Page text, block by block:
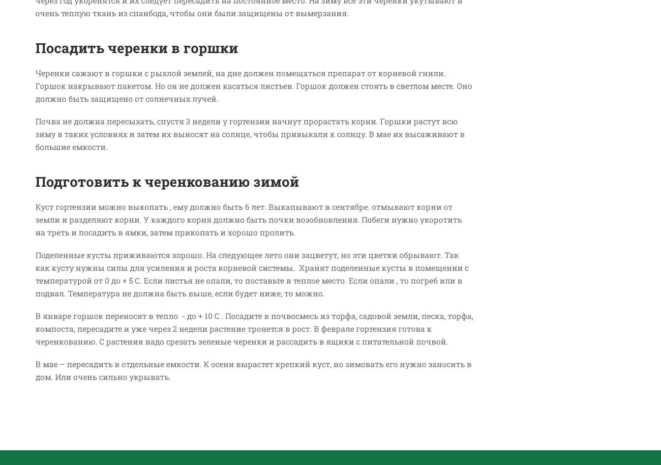
очень теплую ткань из спанбода, чтобы они были защищены от вымерзания.
Посадить черенки в горшки
Черенки сажают в горшки с рыхлой землей, на дне должен помещаться препарат от корневой гнили.
Горшок накрывают пакетом. Но он не должен касаться листьев. Горшок должен стоять в светлом месте. Оно
должно быть защищено от солнечных лучей.
Почва не должна пересыхать, спустя 3 недели у гортензии начнут прорастать корни. Горшки растут всю
зиму в таких условиях и затем их выносят на солнце, чтобы привыкали к солнцу. В мае их высаживают в
большие емкости.
Подготовить к черенкованию зимой
Куст гортензии можно выкопать , ему должно быть 6 лет. Выкапывают в сентябре. отмывают корни от
земли и разделяют корни. У каждого корня должно быть почки возобновления. Побеги нужно укоротить
на треть и посадить в ямки, затем прикопать и хорошо пролить.
Поделенные кусты приживаются хорошо. На следующее лето они зацветут, но эти цветки обрывают. Так
как кусту нужны силы для усиления и роста корневой системы. Хранят поделенные кусты в помещении с
температурой от 0 до + 5 С. Если листья не опали, то поставьте в теплое место. Если опали , то погреб или в
подвал. Температура не должна быть выше, если будет ниже, то можно.
В январе горшок переносят в тепло - до + 10 С . Посадите в почвосмесь из торфа, садовой земли, песка, торфа,
компоста, пересадите и уже через 2 недели растение тронется в рост. В феврале гортензия готова к
черенкованию. С растения надо срезать зеленые черенки и рассадить в ящики с питательной почвой.
В мае – пересадить в отдельные емкости. К осени вырастет крепкий куст, но зимовать его нужно заносить в
дом. Или очень сильно укрывать.